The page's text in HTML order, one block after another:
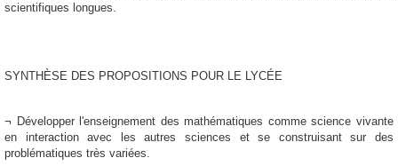
scientifiques longues.
SYNTHÈSE DES PROPOSITIONS POUR LE LYCÉE
¬ Développer l'enseignement des mathématiques comme science vivante
en interaction avec les autres sciences et se construisant sur des
problématiques très variées.